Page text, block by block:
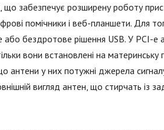
що забезпечує розширену роботу
помічники і веб-планшети. Для
бездротове рішення USB. У PCI-e
вони встановлені на
антени у них потужні джерела
вигляд антен, що стирчать із